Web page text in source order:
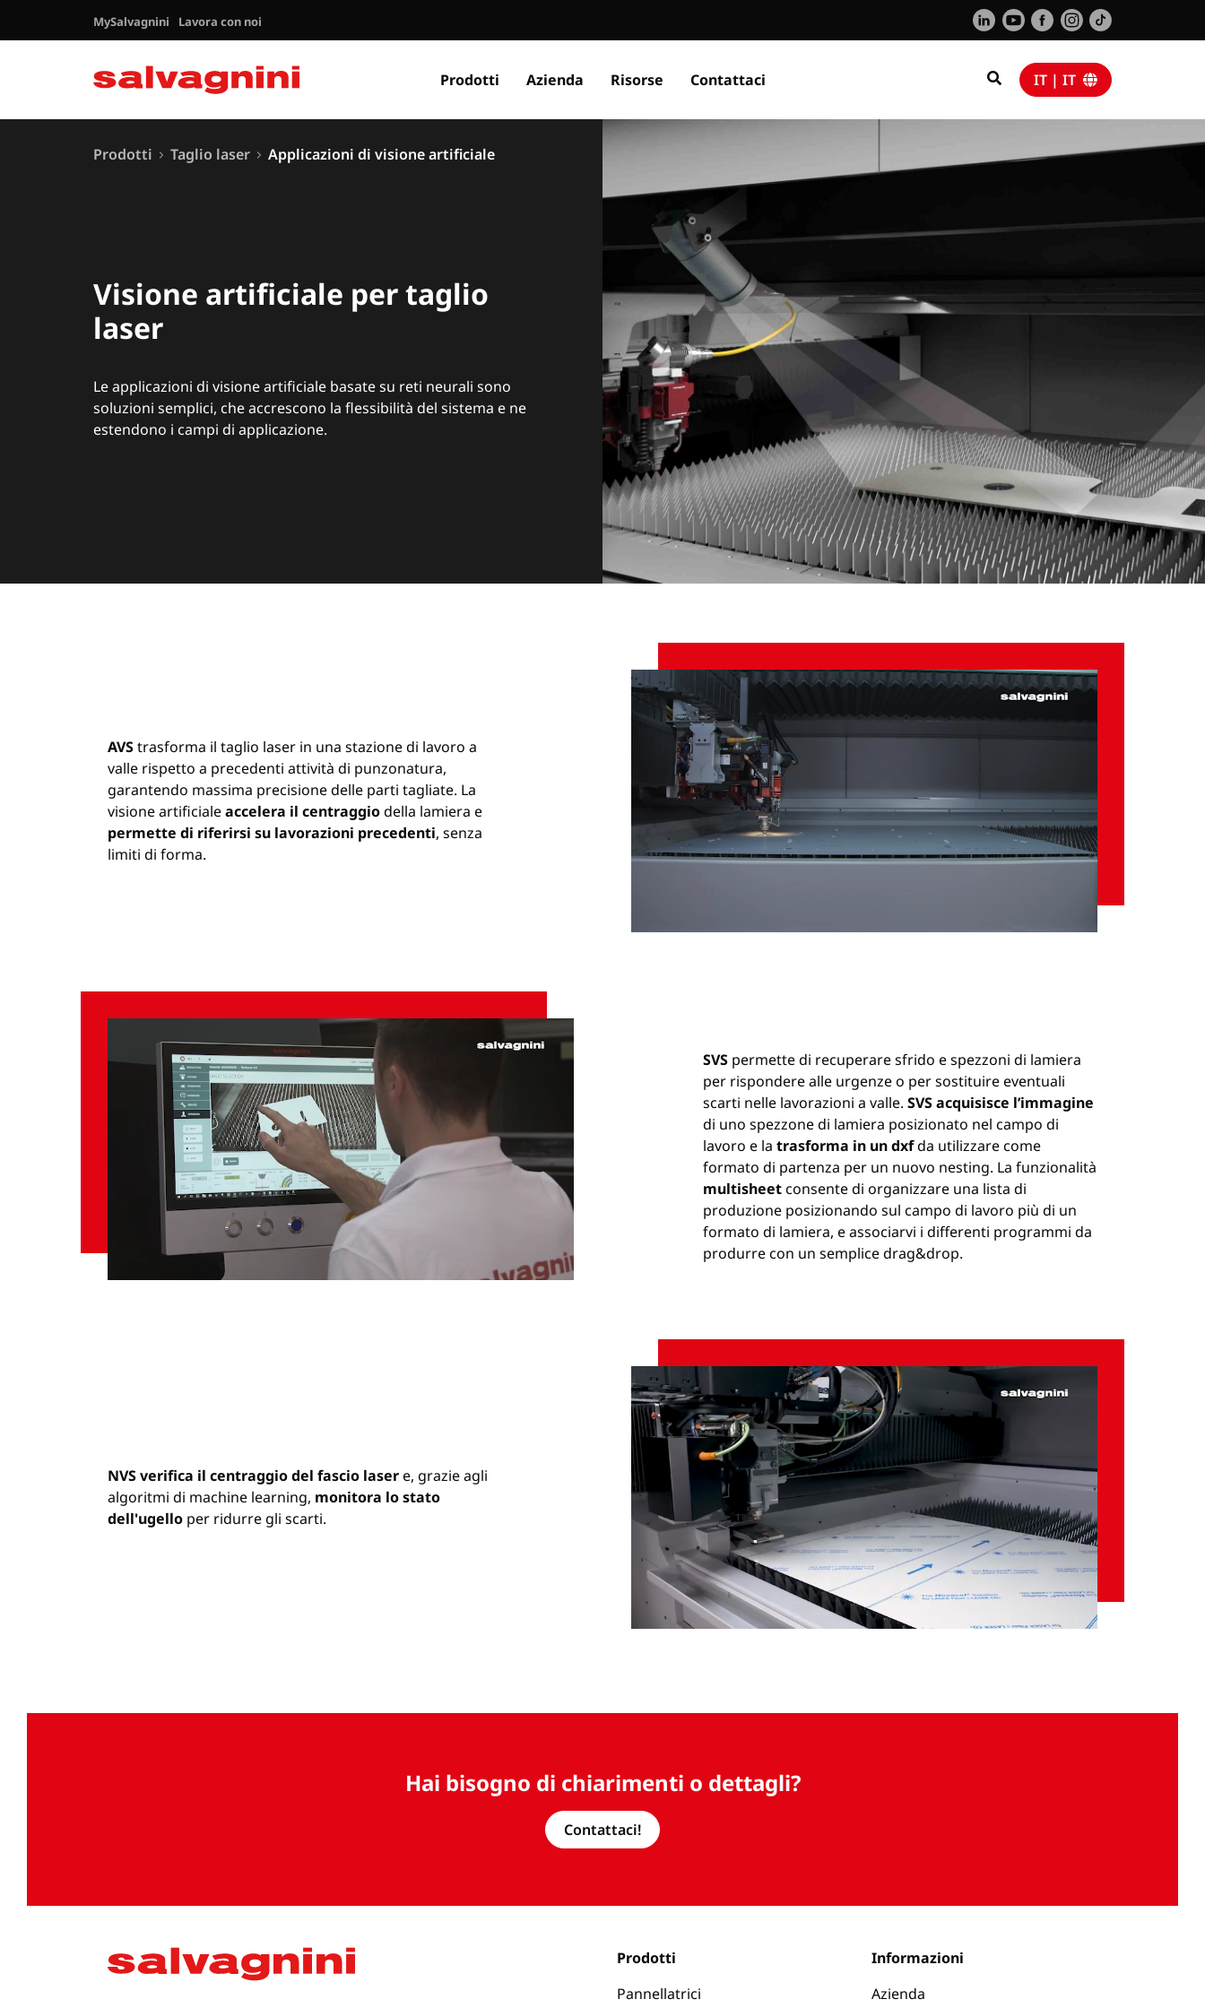
MySalvagnini Lavora con noi
Prodotti Azienda Risorse Contattaci IT | IT
Prodotti Taglio laser Applicazioni di visione artificiale
Visione artificiale per taglio
laser
Le applicazioni di visione artificiale basate su reti neurali sono
soluzioni semplici, che accrescono la flessibilità del sistema e ne
estendono i campi di applicazione.
AVStrasforma il taglio laser in una stazione di lavoro a
valle rispetto a precedenti attività di punzonatura,
garantendo massima precisione delle parti tagliate. La
visione artificialeaccelera il centraggiodella lamiera e
permette di riferirsi su lavorazioni precedenti, senza
limiti di forma.
Impostazioni
SVS permette di recuperare sfrido e spezzoni di lamiera
per rispondere alle urgenze o per sostituire eventuali
scarti nelle lavorazioni a valle. SVS acquisisce l’immagine
di uno spezzone di lamiera posizionato nel campo di
lavoro e la trasforma in un dxfda utilizzare come
formato di partenza per un nuovo nesting. La funzionalità
multisheetconsente di organizzare una lista di
produzione posizionando sul campo di lavoro più di un
formato di lamiera, e associarvi i differenti programmi da
produrre con un semplice drag&drop.
NVS verifica il centraggio del fascio lasere, grazie agli
algoritmi di machine learning, monitora lo stato
dell'ugello per ridurre gli scarti.
Impostazioni
Hai bisogno di chiarimenti o dettagli?
Contattaci!
Prodotti
Pannellatrici
Informazioni
Azienda